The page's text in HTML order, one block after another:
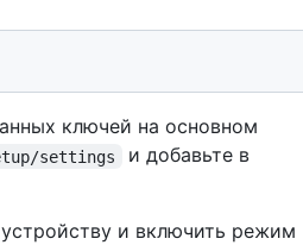
ключей на основном
settings
и добавьте в
и включить режим